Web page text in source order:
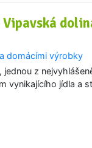
domácími výrobky
z
vynikajícího jídla a